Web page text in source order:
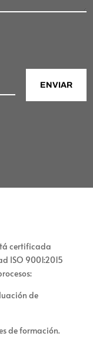
ENVIAR
certificada
ISO 9001:2015
de
de formación.